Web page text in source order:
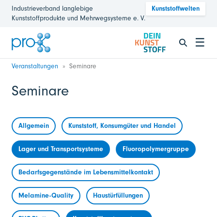
Industrieverband langlebige
Kunststoffprodukte und Mehrwegsysteme e. V.
Kunststoffwelten
☰
Veranstaltungen Seminare
Seminare
Allgemein Kunststoff, Konsumgüter und Handel
Lager und Transportsysteme Fluoropolymergruppe
Bedarfsgegenstände im Lebensmittelkontakt
Melamine-Quality Haustürfüllungen